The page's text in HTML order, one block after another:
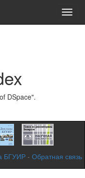
DSpace".
БГУИР - Обратная связь